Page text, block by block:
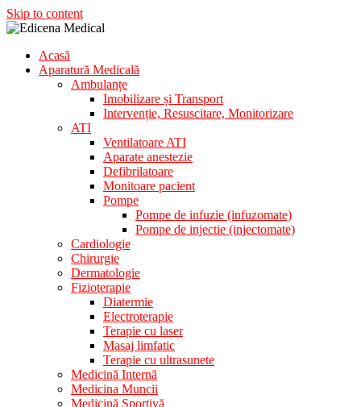
Skip to content
Edicena Medical
Aparatura Medicala
Acasă
Aparatură Medicală
Ambulanțe
Imobilizare și Transport
Intervenție, Resuscitare, Monitorizare
ATI
Ventilatoare ATI
Aparate anestezie
Defibrilatoare
Monitoare pacient
Pompe
Pompe de infuzie (infuzomate)
Pompe de injectie (injectomate)
Cardiologie
Chirurgie
Dermatologie
Fizioterapie
Diatermie
Electroterapie
Terapie cu laser
Masaj limfatic
Terapie cu ultrasunete
Medicină Internă
Medicina Muncii
Medicină Sportivă